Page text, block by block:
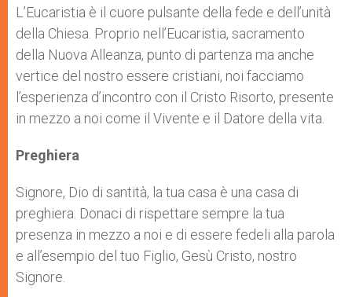
L’Eucaristia è il cuore pulsante della fede e dell’unità
della Chiesa. Proprio nell’Eucaristia, sacramento
della Nuova Alleanza, punto di partenza ma anche
vertice del nostro essere cristiani, noi facciamo
l’esperienza d’incontro con il Cristo Risorto, presente
in mezzo a noi come il Vivente e il Datore della vita.
Preghiera
Signore, Dio di santità, la tua casa è una casa di
preghiera. Donaci di rispettare sempre la tua
presenza in mezzo a noi e di essere fedeli alla parola
e all’esempio del tuo Figlio, Gesù Cristo, nostro
Signore.